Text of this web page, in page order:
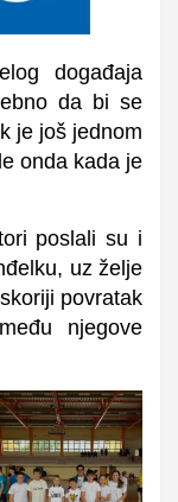
događaja
da bi se
je još jednom
onda kada je
poslali su i
uz želje
povratak
njegove